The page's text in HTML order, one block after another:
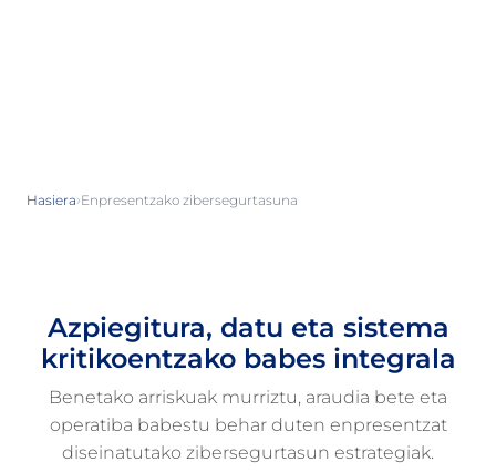
Hasiera›Enpresentzako zibersegurtasuna
Azpiegitura, datu eta sistema
kritikoentzako babes integrala
Benetako arriskuak murriztu, araudia bete eta
operatiba babestu behar duten enpresentzat
diseinatutako zibersegurtasun estrategiak.